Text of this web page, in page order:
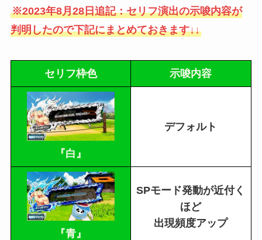
※2023年8月28日追記：セリフ演出の示唆内容が
判明したので下記にまとめておきます↓↓
セリフ枠色 示唆内容
『白』
デフォルト
『青』
SPモード発動が近付く
ほど
出現頻度アップ